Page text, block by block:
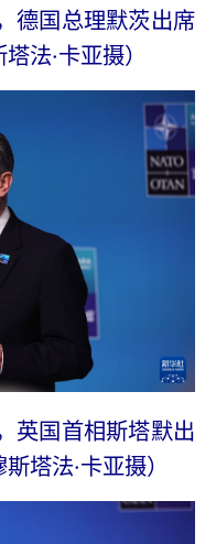
德国总理默茨出席
法·卡亚摄）
英国首相斯塔默出
塔法·卡亚摄）